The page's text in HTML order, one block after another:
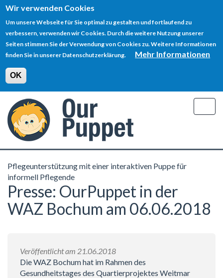
Wir verwenden Cookies
Um unsere Webseite für Sie optimal zu gestalten und fortlaufend zu
verbessern, verwenden wir Cookies. Durch die weitere Nutzung unserer
Seiten stimmen Sie der Verwendung von Cookies zu. Weitere Informationen
finden Sie in unserer Datenschutzerklärung.
Mehr Informationen
OK
zum
Inhalt
Pflegeunterstützung mit einer interaktiven Puppe für
informell Pflegende
Presse: OurPuppet in der
WAZ Bochum am 06.06.2018
Veröffentlicht am 21.06.2018
Die WAZ Bochum hat im Rahmen des
Gesundheitstages des Quartierprojektes Weitmar